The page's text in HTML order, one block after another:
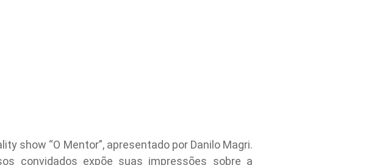
show “O Mentor”, apresentado por Danilo Magri.
convidados expõe suas impressões sobre a